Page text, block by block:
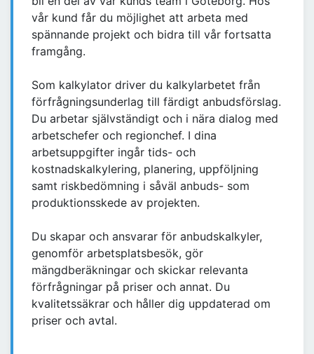
vår kund får du möjlighet att arbeta med
spännande projekt och bidra till vår fortsatta
framgång.
Som kalkylator driver du kalkylarbetet från
förfrågningsunderlag till färdigt anbudsförslag.
Du arbetar självständigt och i nära dialog med
arbetschefer och regionchef. I dina
arbetsuppgifter ingår tids- och
kostnadskalkylering, planering, uppföljning
samt riskbedömning i såväl anbuds- som
produktionsskede av projekten.
Du skapar och ansvarar för anbudskalkyler,
genomför arbetsplatsbesök, gör
mängdberäkningar och skickar relevanta
förfrågningar på priser och annat. Du
kvalitetssäkrar och håller dig uppdaterad om
priser och avtal.